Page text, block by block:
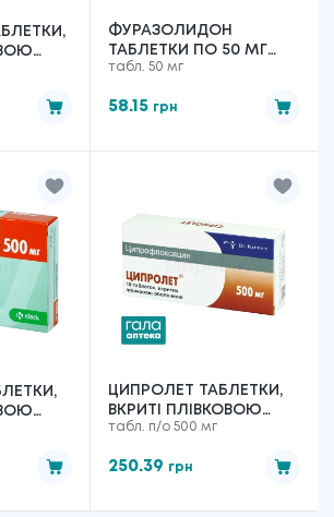
500
ФУРАЗОЛИДОН
ТАБЛЕТКИ ПО 50 МГ
№20
табл. 50 мг
58.15 грн
500
ЦИПРОЛЕТ ТАБЛЕТКИ,
ВКРИТІ ПЛІВКОВОЮ
ОБОЛОНКОЮ ПО 500
табл. п/о 500 мг
250.39 грн